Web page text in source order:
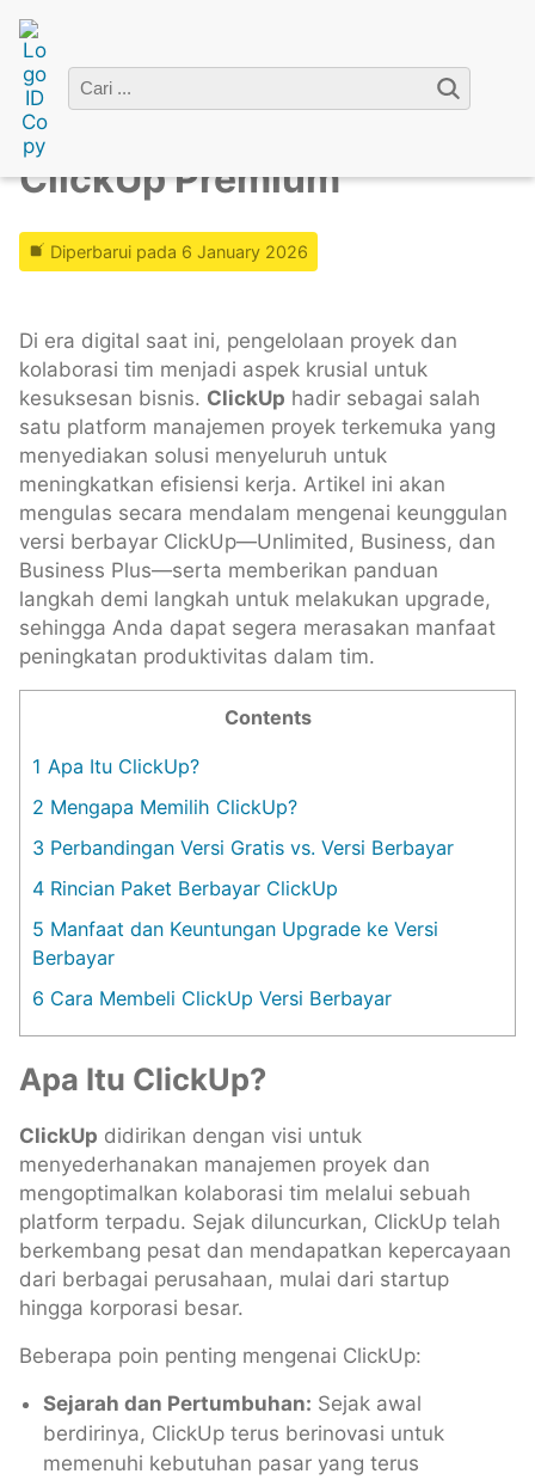
Home»Premium Account» ClickUp Premium
ClickUp Premium
Diperbarui pada 6 January 2026
Di era digital saat ini, pengelolaan proyek dan
kolaborasi tim menjadi aspek krusial untuk
kesuksesan bisnis. ClickUp hadir sebagai salah
satu platform manajemen proyek terkemuka yang
menyediakan solusi menyeluruh untuk
meningkatkan efisiensi kerja. Artikel ini akan
mengulas secara mendalam mengenai keunggulan
versi berbayar ClickUp—Unlimited, Business, dan
Business Plus—serta memberikan panduan
langkah demi langkah untuk melakukan upgrade,
sehingga Anda dapat segera merasakan manfaat
peningkatan produktivitas dalam tim.
Contents
1 Apa Itu ClickUp?
2 Mengapa Memilih ClickUp?
3 Perbandingan Versi Gratis vs. Versi Berbayar
4 Rincian Paket Berbayar ClickUp
5 Manfaat dan Keuntungan Upgrade ke Versi
Berbayar
6 Cara Membeli ClickUp Versi Berbayar
Apa Itu ClickUp?
ClickUp didirikan dengan visi untuk
menyederhanakan manajemen proyek dan
mengoptimalkan kolaborasi tim melalui sebuah
platform terpadu. Sejak diluncurkan, ClickUp telah
berkembang pesat dan mendapatkan kepercayaan
dari berbagai perusahaan, mulai dari startup
hingga korporasi besar.
Beberapa poin penting mengenai ClickUp:
Sejarah dan Pertumbuhan: Sejak awal
berdirinya, ClickUp terus berinovasi untuk
memenuhi kebutuhan pasar yang terus